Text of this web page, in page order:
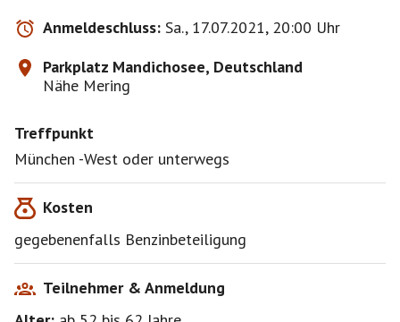
Anmeldeschluss: Sa., 17.07.2021, 20:00 Uhr
Parkplatz Mandichosee, Deutschland
Nähe Mering
Treffpunkt
München -West oder unterwegs
Kosten
gegebenenfalls Benzinbeteiligung
Teilnehmer & Anmeldung